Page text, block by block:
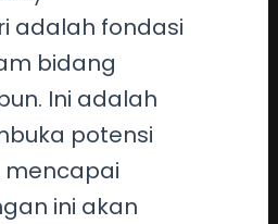
adalah fondasi
bidang
Ini adalah
potensi
mencapai
ini akan